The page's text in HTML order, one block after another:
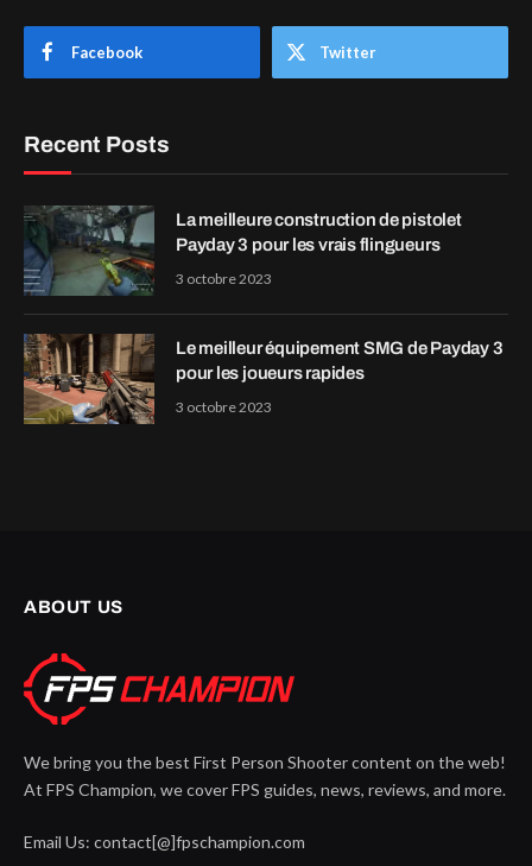
Facebook Twitter
Recent Posts
La meilleure construction de pistolet
Payday 3 pour les vrais flingueurs
3 octobre 2023
Le meilleur équipement SMG de Payday 3
pour les joueurs rapides
3 octobre 2023
ABOUT US
We bring you the best First Person Shooter content on the web!
At FPS Champion, we cover FPS guides, news, reviews, and more.
Email Us: contact[@]fpschampion.com